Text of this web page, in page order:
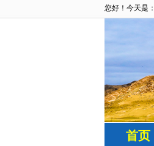
您好！今天是
首页